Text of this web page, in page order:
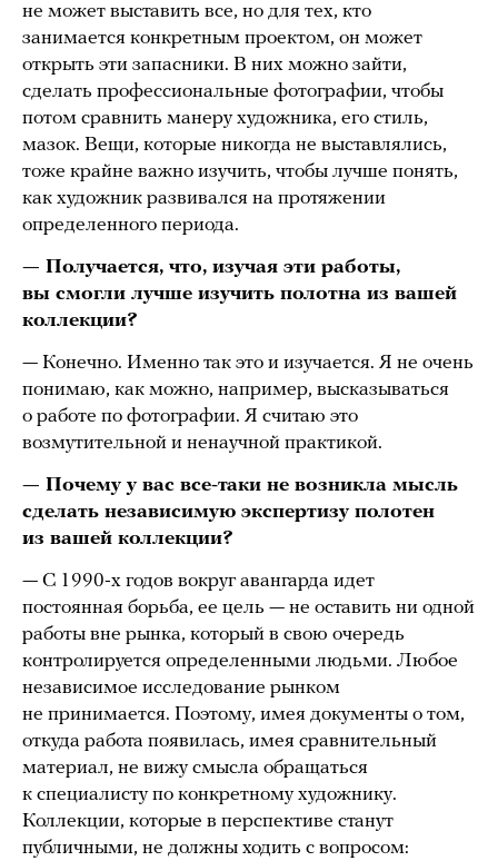
не может выставить все, но для тех, кто
занимается конкретным проектом, он может
открыть эти запасники. В них можно зайти,
сделать профессиональные фотографии, чтобы
потом сравнить манеру художника, его стиль,
мазок. Вещи, которые никогда не выставлялись,
тоже крайне важно изучить, чтобы лучше понять,
как художник развивался на протяжении
определенного периода.
— Получается, что, изучая эти работы,
вы смогли лучше изучить полотна из вашей
коллекции?
— Конечно. Именно так это и изучается. Я не очень
понимаю, как можно, например, высказываться
о работе по фотографии. Я считаю это
возмутительной и ненаучной практикой.
— Почему у вас все-таки не возникла мысль
сделать независимую экспертизу полотен
из вашей коллекции?
— С 1990-х годов вокруг авангарда идет
постоянная борьба, ее цель — не оставить ни одной
работы вне рынка, который в свою очередь
контролируется определенными людьми. Любое
независимое исследование рынком
не принимается. Поэтому, имея документы о том,
откуда работа появилась, имея сравнительный
материал, не вижу смысла обращаться
к специалисту по конкретному художнику.
Коллекции, которые в перспективе станут
публичными, не должны ходить с вопросом: